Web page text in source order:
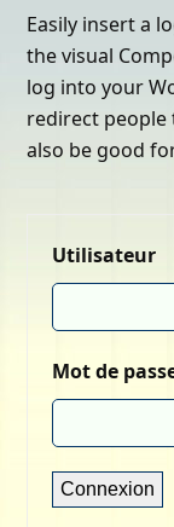
Easily insert a
the visual
log into your
redirect people
also be good
Utilisateur
Mot de